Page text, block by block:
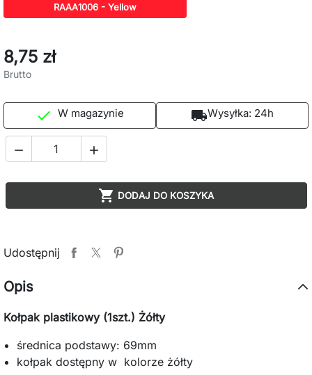
RAAA1006 - Yellow
8,75 zł
Brutto
 W magazynie local_shippingWysyłka: 24h
 
 DODAJ DO KOSZYKA
Udostępnij
Opis
Kołpak plastikowy (1szt.) Żółty
średnica podstawy: 69mm
kołpak dostępny w kolorze żółty